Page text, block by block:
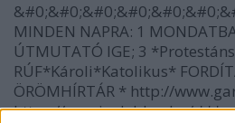
MINDEN NAPRA: 1
ÚTMUTATÓ IGE; 3
RÚF*Károli*Katolikus*
ÖRÖMHÍRTÁR * http://
https://garainyh.blog.hu/ ***